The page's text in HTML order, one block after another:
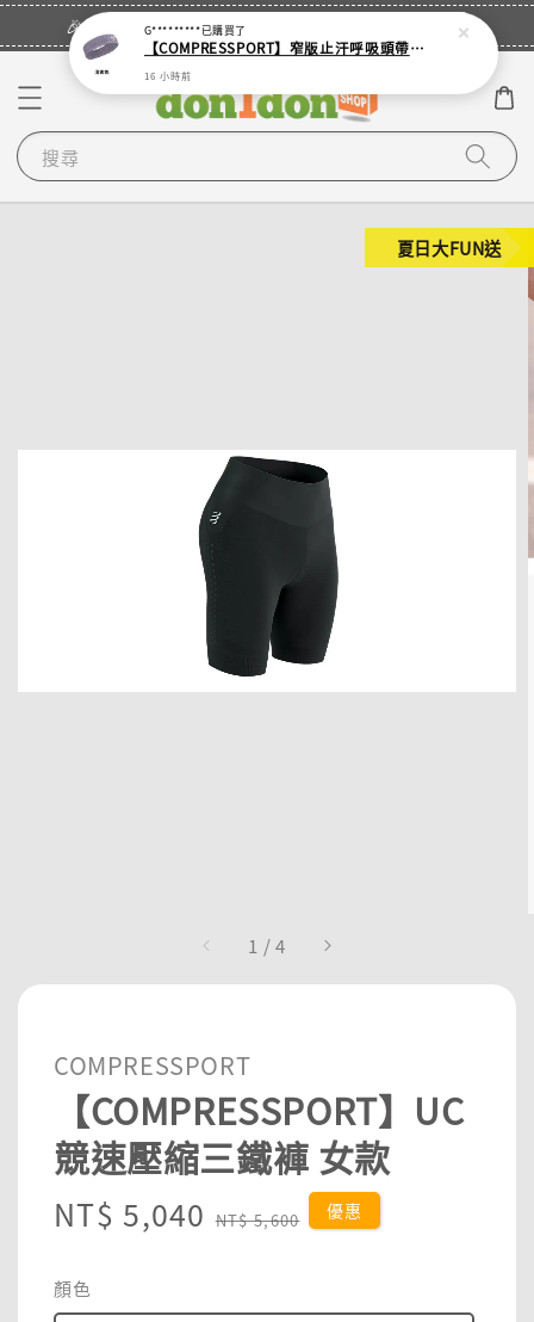
🎉登入會員・領取您的專屬折扣券！
搜尋
1 /4
夏日大FUN送
COMPRESSPORT
【COMPRESSPORT】UC
競速壓縮三鐵褲 女款
Sale
NT$ 5,040 Regular
NT$ 5,600 優惠
顏色
G*********已購買了
【COMPRESSPORT】窄版止汗呼吸頭帶2.0_【零碼】
16 小時前